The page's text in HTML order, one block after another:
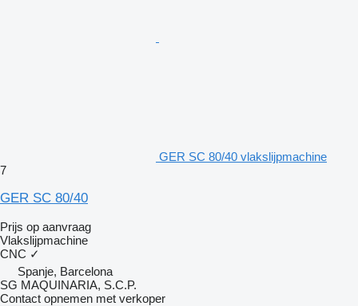
GER SC 80/40 vlakslijpmachine
7
GER SC 80/40
Prijs op aanvraag
Vlakslijpmachine
CNC ✓
Spanje, Barcelona
SG MAQUINARIA, S.C.P.
Contact opnemen met verkoper